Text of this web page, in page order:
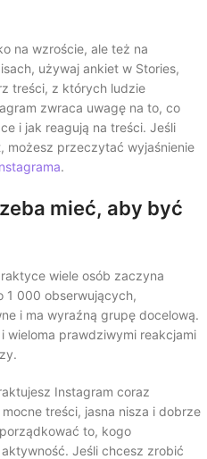
na wzroście, ale też na
używaj ankiet w Stories,
treści, z których ludzie
zwraca uwagę na to, co
i jak reagują na treści. Jeśli
możesz przeczytać wyjaśnienie
.
mieć, aby być
wiele osób zaczyna
1 000 obserwujących,
i ma wyraźną grupę docelową.
wieloma prawdziwymi reakcjami
Instagram coraz
treści, jasna nisza i dobrze
to, kogo
Jeśli chcesz zrobić